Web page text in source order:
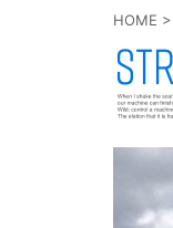
HOME >